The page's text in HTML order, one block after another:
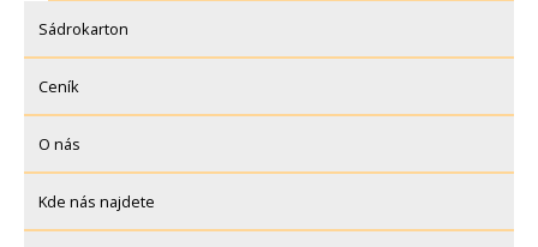
Sádrokarton
Ceník
O nás
Kde nás najdete